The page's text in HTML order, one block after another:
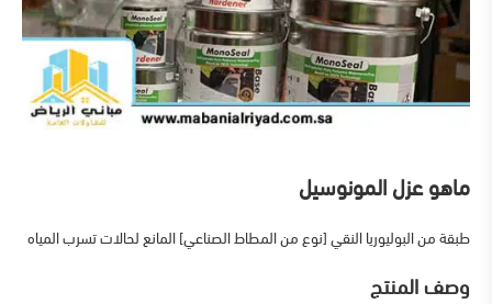
ماهو عزل المونوسيل
طبقة من البوليوريا النقي [نوع من المطاط الصناعي] المانع لحالات تسرب المياه
وصف المنتج